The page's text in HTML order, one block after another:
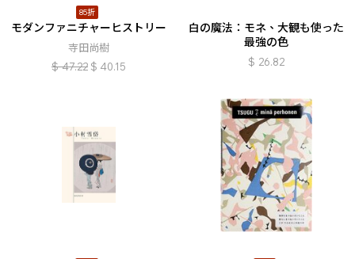
85折
モダンファニチャーヒストリー
寺田尚樹
$ 47.22 $ 40.15
白の魔法：モネ、大観も使った
最強の色
$ 26.82